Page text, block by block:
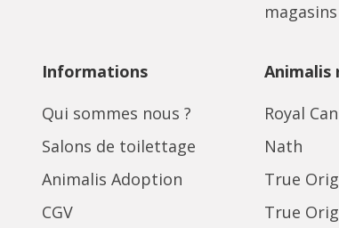
magasins
Informations
Qui sommes nous ?
Salons de toilettage
Animalis Adoption
CGV
Animalis
Royal
Nath
True
True